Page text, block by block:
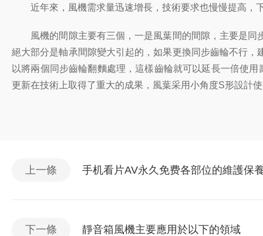
近年來，風機需求量迅速增長，技術要求也慢慢提高，
風機的間隙主要有三個，一是風葉間的間隙，主要是同
絕大部分是軸承間隙變大引起的，如果更換同步齒輪不行
以將兩個同步齒輪翻麵處理，這樣齒輪就可以延長一倍使
更新在技術上取得了重大的成果，風葉采用小角度S形設計
上一條 手机看片AV永久免费各部位的維護保
下一條 靜音箱風機主要應用於以下的領域